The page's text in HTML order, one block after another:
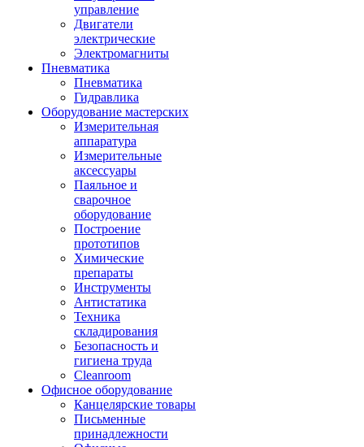
управление
Двигатели
электрические
Электромагниты
Пневматика
Пневматика
Гидравлика
Оборудование мастерских
Измерительная
аппаратура
Измерительные
аксессуары
Паяльное и
сварочное
оборудование
Построение
прототипов
Химические
препараты
Инструменты
Aнтистатика
Техника
складирования
Безопасность и
гигиена труда
Cleanroom
Офисное оборудование
Канцелярские товары
Письменные
принадлежности